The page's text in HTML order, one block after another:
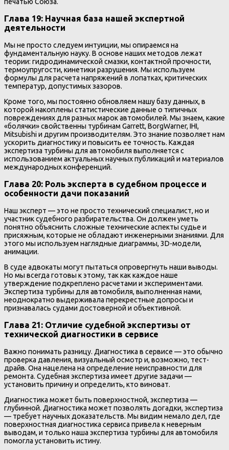
Глава 19: Научная база нашей экспертной
деятельности
Мы не просто следуем интуиции, мы опираемся на
фундаментальную науку. В основе наших методов лежат
теории: гидродинамической смазки, контактной прочности,
термоупругости, кинетики разрушения. Мы используем
формулы для расчета напряжений в лопатках, критических
температур, допустимых зазоров.
Кроме того, мы постоянно обновляем нашу базу данных, в
которой накоплены статистические данные о типичных
повреждениях для разных марок автомобилей. Мы знаем, какие
«болячки» свойственны турбинам Garrett, BorgWarner, IHI,
Mitsubishi и другим производителям. Это знание позволяет нам
ускорить диагностику и повысить ее точность. Каждая
экспертиза турбины для автомобиля выполняется с
использованием актуальных научных публикаций и материалов
международных конференций.
Глава 20: Роль эксперта в судебном процессе и
особенности дачи показаний
Наш эксперт — это не просто технический специалист, но и
участник судебного разбирательства. Он должен уметь
понятно объяснить сложные технические аспекты судье и
присяжным, которые не обладают инженерными знаниями. Для
этого мы используем наглядные диаграммы, 3D-модели,
анимации.
В суде адвокаты могут пытаться опровергнуть наши выводы.
Но мы всегда готовы к этому, так как каждое наше
утверждение подкреплено расчетами и экспериментами.
Экспертиза турбины для автомобиля, выполненная нами,
неоднократно выдерживала перекрестные допросы и
признавалась судами достоверной и объективной.
Глава 21: Отличие судебной экспертизы от
технической диагностики в сервисе
Важно понимать разницу. Диагностика в сервисе — это обычно
проверка давления, визуальный осмотр и, возможно, тест-
драйв. Она нацелена на определение неисправности для
ремонта. Судебная экспертиза имеет другие задачи —
установить причину и определить, кто виноват.
Диагностика может быть поверхностной, экспертиза —
глубинной. Диагностика может позволять догадки, экспертиза
— требует научных доказательств. Мы видим немало дел, где
поверхностная диагностика сервиса привела к неверным
выводам, и только наша экспертиза турбины для автомобиля
помогла установить истину.